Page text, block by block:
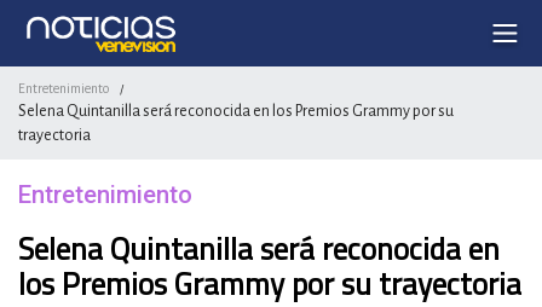
Entretenimiento /
Selena Quintanilla será reconocida en los Premios Grammy por su
trayectoria
Entretenimiento
Selena Quintanilla será reconocida en
los Premios Grammy por su trayectoria